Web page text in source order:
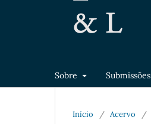
Sobre Submissões
Início / Acervo /